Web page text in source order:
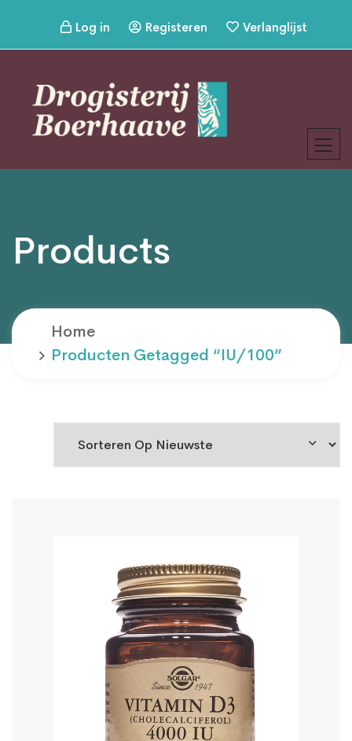
Log in Registeren Verlanglijst
Products
Home
Producten Getagged “IU/100”